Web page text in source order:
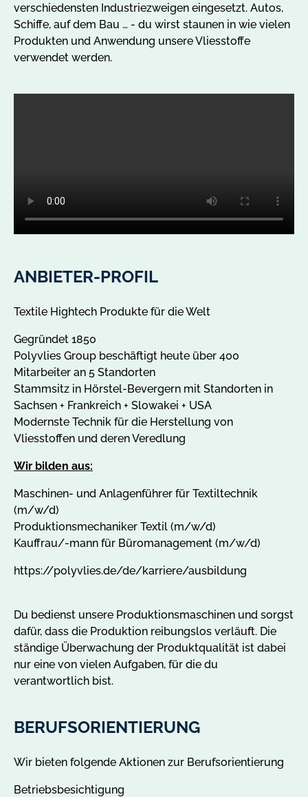
verschiedensten Industriezweigen eingesetzt. Autos,
Schiffe, auf dem Bau … - du wirst staunen in wie vielen
Produkten und Anwendung unsere Vliesstoffe
verwendet werden.
ANBIETER-PROFIL
Textile Hightech Produkte für die Welt
Gegründet 1850
Polyvlies Group beschäftigt heute über 400
Mitarbeiter an 5 Standorten
Stammsitz in Hörstel-Bevergern mit Standorten in
Sachsen + Frankreich + Slowakei + USA
Modernste Technik für die Herstellung von
Vliesstoffen und deren Veredlung
Wir bilden aus:
Maschinen- und Anlagenführer für Textiltechnik
(m/w/d)
Produktionsmechaniker Textil (m/w/d)
Kauffrau/-mann für Büromanagement (m/w/d)
https://polyvlies.de/de/karriere/ausbildung
Du bedienst un­se­re Pro­duk­ti­ons­ma­schi­nen und sorgst
da­für, dass die Pro­duk­ti­on rei­bungs­los ver­läuft. Die
stän­di­ge Über­wa­chung der Produktqua­li­tät ist da­bei
nur ei­ne von vie­len Auf­ga­ben, für die du
verantwortlich bist.
BERUFSORIENTIERUNG
Wir bieten folgende Aktionen zur Berufsorientierung
Betriebsbesichtigung